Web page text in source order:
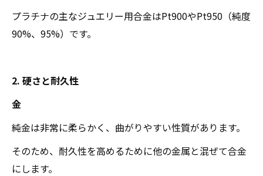
プラチナの主なジュエリー用合金はPt900やPt950（純度
90%、95%）です。
2. 硬さと耐久性
金
純金は非常に柔らかく、曲がりやすい性質があります。
そのため、耐久性を高めるために他の金属と混ぜて合金
にします。